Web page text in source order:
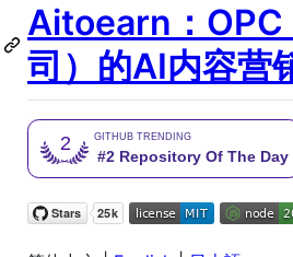
Aitoearn：OPC
司）的AI内容营